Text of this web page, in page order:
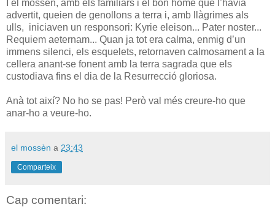
I el mossèn, amb els familiars i el bon home que l’havia
advertit, queien de genollons a terra i, amb llàgrimes als
ulls, iniciaven un responsori: Kyrie eleison... Pater noster...
Requiem aeternam... Quan ja tot era calma, enmig d’un
immens silenci, els esquelets, retornaven calmosament a la
cellera anant-se fonent amb la terra sagrada que els
custodiava fins el dia de la Resurrecció gloriosa.
Anà tot així? No ho se pas! Però val més creure-ho que
anar-ho a veure-ho.
el mossèn a 23:43
Comparteix
Cap comentari: